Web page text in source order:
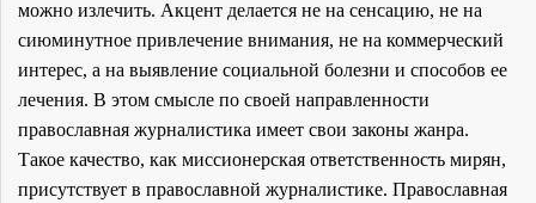
можно излечить. Акцент делается не на сенсацию, не на
сиюминутное привлечение внимания, не на коммерческий
интерес, а на выявление социальной болезни и способов ее
лечения. В этом смысле по своей направленности
православная журналистика имеет свои законы жанра.
Такое качество, как миссионерская ответственность мирян,
присутствует в православной журналистике. Православная